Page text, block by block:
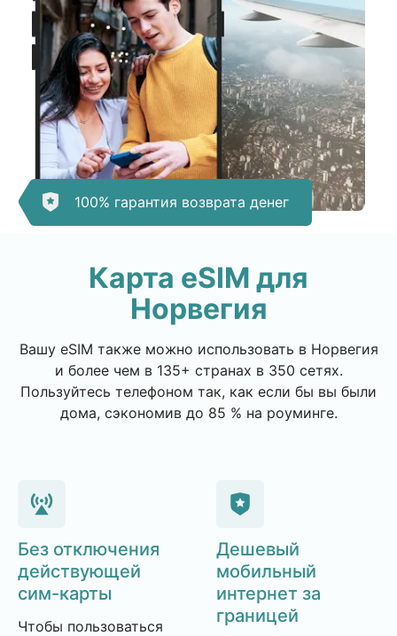
100% гарантия возврата денег
Карта eSIM для
Норвегия
Вашу eSIM также можно использовать в Норвегия
и более чем в 135+ странах в 350 сетях.
Пользуйтесь телефоном так, как если бы вы были
дома, сэкономив до 85 % на роуминге.
Без отключения
действующей
сим-карты
Чтобы пользоваться
Дешевый
мобильный
интернет за
границей